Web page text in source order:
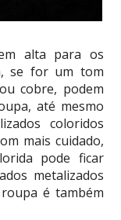
alta para os
se for um tom
cobre, podem
até mesmo
coloridos
mais cuidado,
pode ficar
metalizados
é também